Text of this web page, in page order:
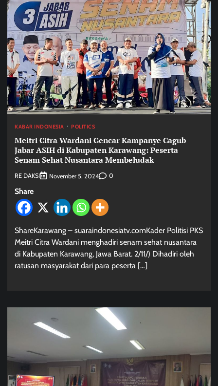
KABAR INDONESIA POLITICS
Meitri Citra Wardani Gencar Kampanye Cagub
Jabar ASIH di Kabupaten Karawang: Peserta
Senam Sehat Nusantara Membeludak
RE DAKSI November 5, 2024 0
Share
ShareKarawang – suaraindonesiatv.comKader Politisi PKS
Meitri Citra Wardani menghadiri senam sehat nusantara
di Kabupaten Karawang, Jawa Barat. 2/11/) Dihadiri oleh
ratusan masyarakat dari para peserta […]